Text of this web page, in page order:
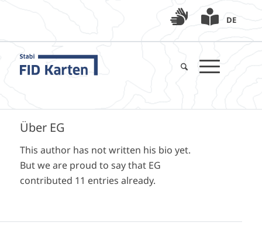
DE
Über EG
This author has not written his bio yet.
But we are proud to say that EG
contributed 11 entries already.